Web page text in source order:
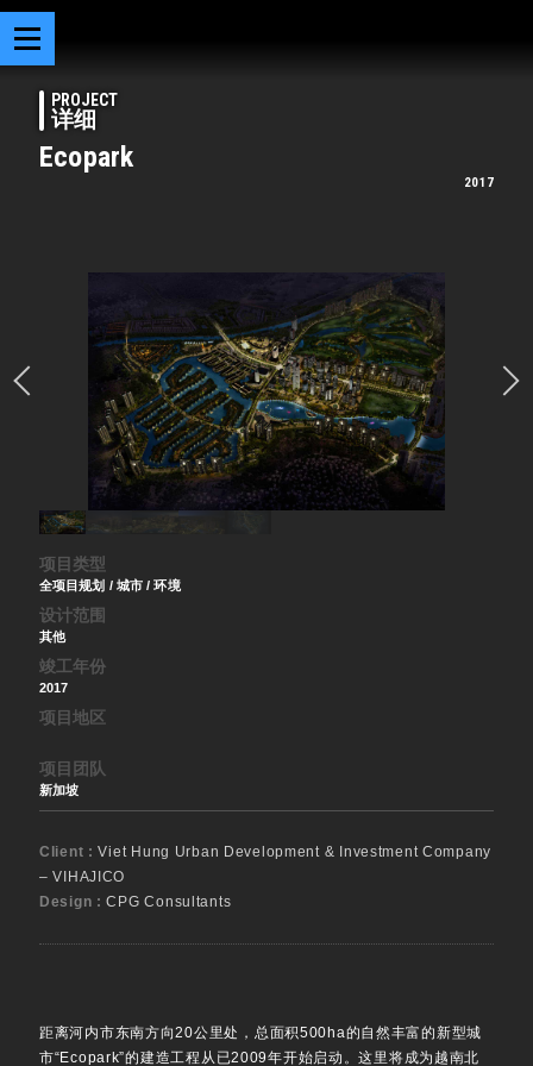
PROJECT
详细
Ecopark
2017
项目类型
全项目规划 / 城市 / 环境
设计范围
其他
竣工年份
2017
项目地区
项目团队
新加坡
Client :Viet Hung Urban Development & Investment Company
– VIHAJICO
Design :CPG Consultants
距离河内市东南方向20公里处，总面积500ha的自然丰富的新型城
市“Ecopark”的建造工程从已2009年开始启动。这里将成为越南北